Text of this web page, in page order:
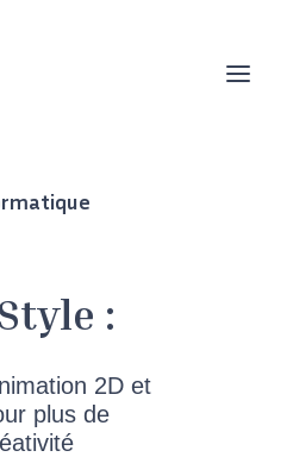
:
2D et
plus de